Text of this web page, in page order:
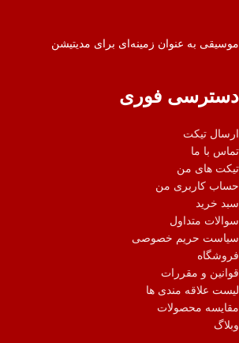
موسیقی به عنوان زمینه‌ای برای مدیتیشن
دسترسی فوری
ارسال تیکت
تماس با ما
تیکت های من
حساب کاربری من
سبد خرید
سوالات متداول
سیاست حریم خصوصی
فروشگاه
قوانین و مقررات
لیست علاقه مندی ها
مقایسه محصولات
وبلاگ